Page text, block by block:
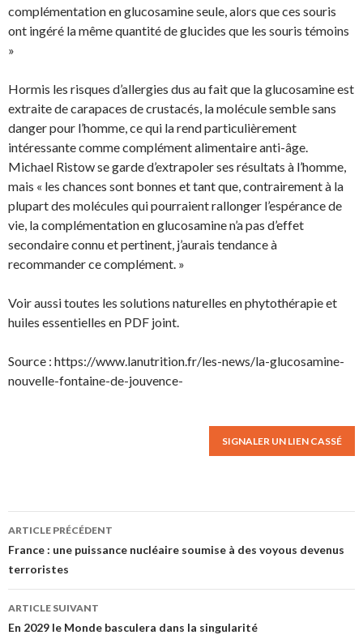
complémentation en glucosamine seule, alors que ces souris
ont ingéré la même quantité de glucides que les souris témoins
»
Hormis les risques d’allergies dus au fait que la glucosamine est
extraite de carapaces de crustacés, la molécule semble sans
danger pour l’homme, ce qui la rend particulièrement
intéressante comme complément alimentaire anti-âge.
Michael Ristow se garde d’extrapoler ses résultats à l’homme,
mais « les chances sont bonnes et tant que, contrairement à la
plupart des molécules qui pourraient rallonger l’espérance de
vie, la complémentation en glucosamine n’a pas d’effet
secondaire connu et pertinent, j’aurais tendance à
recommander ce complément. »
Voir aussi toutes les solutions naturelles en phytothérapie et
huiles essentielles en PDF joint.
Source : https://www.lanutrition.fr/les-news/la-glucosamine-
nouvelle-fontaine-de-jouvence-
SIGNALER UN LIEN CASSÉ
Navigation des articles
ARTICLE PRÉCÉDENT
France : une puissance nucléaire soumise à des voyous devenus
terroristes
ARTICLE SUIVANT
En 2029 le Monde basculera dans la singularité